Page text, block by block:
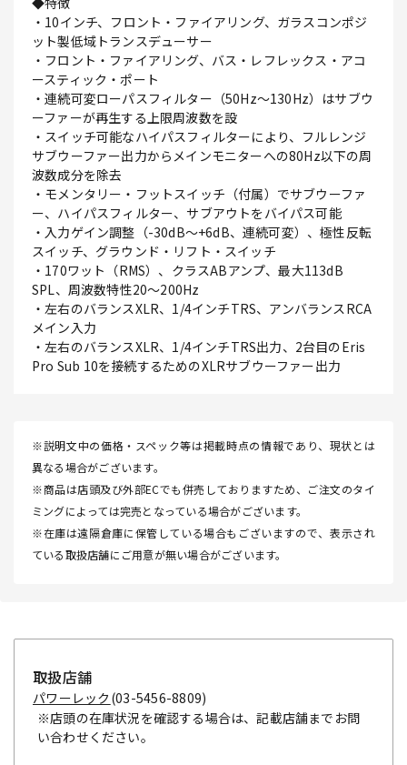
・10インチ、フロント・ファイアリング、ガラスコンポジ
ット製低域トランスデューサー
・フロント・ファイアリング、バス・レフレックス・アコ
ースティック・ポート
・連続可変ローパスフィルター（50Hz～130Hz）はサブウ
ーファーが再生する上限周波数を設
・スイッチ可能なハイパスフィルターにより、フルレンジ
サブウーファー出力からメインモニターへの80Hz以下の周
波数成分を除去
・モメンタリー・フットスイッチ（付属）でサブウーファ
ー、ハイパスフィルター、サブアウトをバイパス可能
・入力ゲイン調整（-30dB～+6dB、連続可変）、極性反転
スイッチ、グラウンド・リフト・スイッチ
・170ワット（RMS）、クラスABアンプ、最大113dB
SPL、周波数特性20～200Hz
・左右のバランスXLR、1/4インチTRS、アンバランスRCA
メイン入力
・左右のバランスXLR、1/4インチTRS出力、2台目のEris
Pro Sub 10を接続するためのXLRサブウーファー出力
※説明文中の価格・スペック等は掲載時点の情報であり、現状とは
異なる場合がございます。
※商品は店頭及び外部ECでも併売しておりますため、ご注文のタイ
ミングによっては完売となっている場合がございます。
※在庫は遠隔倉庫に保管している場合もございますので、表示され
ている取扱店舗にご用意が無い場合がございます。
取扱店舗
パワーレック (03-5456-8809)
※店頭の在庫状況を確認する場合は、記載店舗までお問
い合わせください。